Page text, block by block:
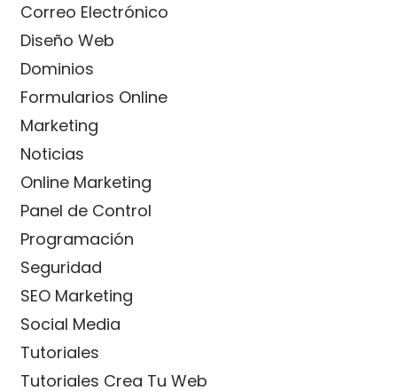
Correo Electrónico
Diseño Web
Dominios
Formularios Online
Marketing
Noticias
Online Marketing
Panel de Control
Programación
Seguridad
SEO Marketing
Social Media
Tutoriales
Tutoriales Crea Tu Web